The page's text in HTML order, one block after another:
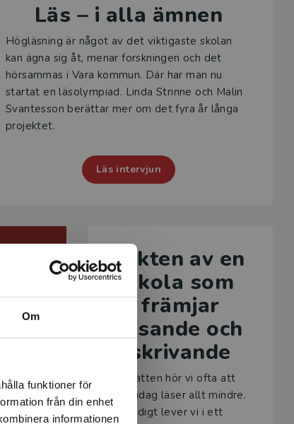
Om
funktioner för
från din enhet
informationen
Läs – i alla ämnen
Högläsning är något av det viktigaste skolan
kan ägna sig åt, menar forskningen och det
hörsammas i Vara kommun. Där har man nu
startat en läsolympiad. Linda Strinne och Malin
Svantesson berättar mer om det fyra år långa
projektet.
Läs intervjun
från
Vikten av en
skola som
främjar
läsande och
skrivande
I debatten hör vi ofta att
unga idag läser allt mindre.
Samtidigt lever vi i ett